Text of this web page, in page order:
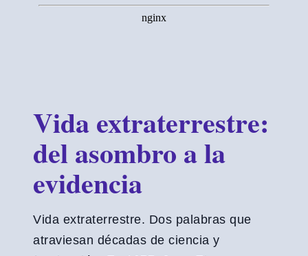
Vida extraterrestre:
del asombro a la
evidencia
Vida extraterrestre. Dos palabras que
atraviesan décadas de ciencia y